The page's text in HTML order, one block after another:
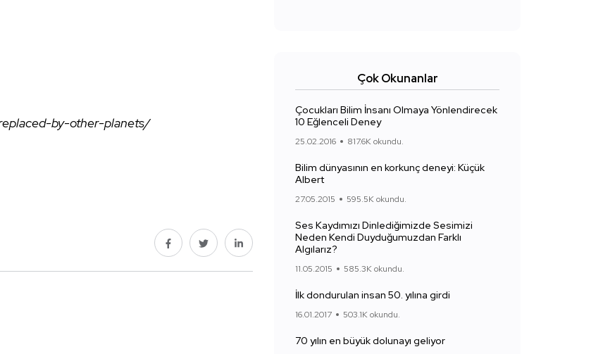
by-other-planets/
Çok Okunanlar
Çocukları Bilim İnsanı Olmaya Yönlendirecek
10 Eğlenceli Deney
25.02.2016 817.6K okundu.
Bilim dünyasının en korkunç deneyi: Küçük
Albert
27.05.2015 595.5K okundu.
Ses Kaydımızı Dinlediğimizde Sesimizi
Neden Kendi Duyduğumuzdan Farklı
Algılarız?
11.05.2015 585.3K okundu.
İlk dondurulan insan 50. yılına girdi
16.01.2017 503.1K okundu.
70 yılın en büyük dolunayı geliyor